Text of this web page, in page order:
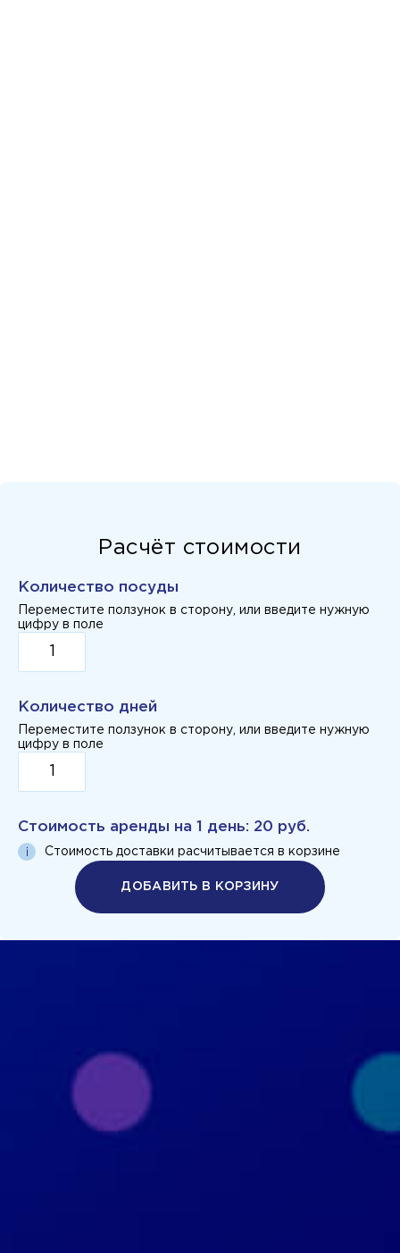
Расчёт стоимости
Количество посуды
Переместите ползунок в сторону, или введите нужную
цифру в поле
Количество дней
Переместите ползунок в сторону, или введите нужную
цифру в поле
Стоимость аренды на 1 день: 20 руб.
Стоимость доставки расчитывается в корзине
ДОБАВИТЬ В КОРЗИНУ
Политика конфиденциальности
Пользовательское соглашение
+7 926 690 3130